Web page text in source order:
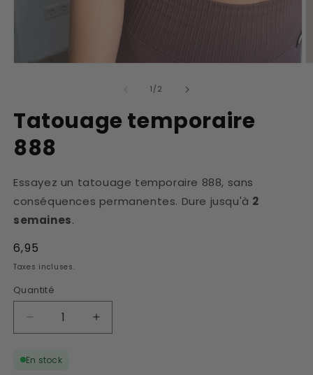
une
fenêtre
modale
1 /de
2
Tatouage temporaire
888
Essayez un tatouage temporaire 888, sans
conséquences permanentes. Dure jusqu'à 2
semaines.
Prix
habituel
6,95
Taxes incluses.
Quantité
Réduire
la
de
Augmenter
la
En stock